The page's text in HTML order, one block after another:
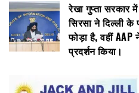
रेखा गुप्ता सरकार
सिरसा ने दिल्ली
फोड़ा है, वहीं AAP
प्रदर्शन किया।